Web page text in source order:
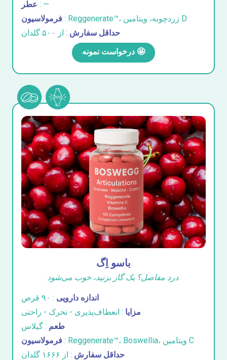
عطر : —
فرمولاسیون
: Reggenerate™، زردچوبه، ویتامین D
حداقل سفارش : از ۵۰۰ گلدان
درخواست نمونه 🤩
باسو اِگ
درد مفاصل؟ یک گاز بزنید، خوب می‌شود.
اندازه دارویی : ۹۰ قرص
مزایا : انعطاف‌پذیری - تحرک - راحتی
طعم : گیلاس
فرمولاسیون
: Reggenerate™، Boswellia، ویتامین C
حداقل سفارش : از ۱۶۶۶ گلدان